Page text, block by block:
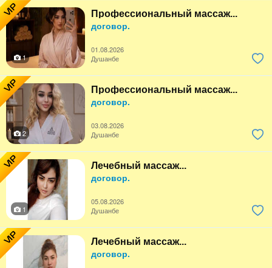
VIP Профессиональный массаж...
договор.
01.08.2026
1
Душанбе
VIP Профессиональный массаж...
договор.
03.08.2026
2
Душанбе
VIP Лечебный массаж...
договор.
05.08.2026
1
Душанбе
VIP Лечебный массаж...
договор.